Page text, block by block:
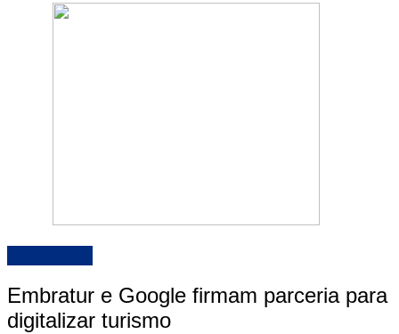
Embratur e Google firmam parceria para
digitalizar turismo